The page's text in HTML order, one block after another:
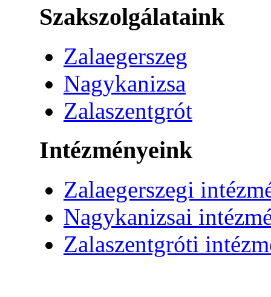
Szakszolgálataink
Zalaegerszeg
Nagykanizsa
Zalaszentgrót
Intézményeink
Zalaegerszegi
Nagykanizsai
Zalaszentgróti